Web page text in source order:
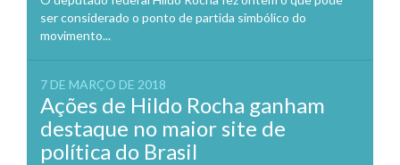
ser considerado o ponto de partida simbólico do
movimento...
7 DE MARÇO DE 2018
Ações de Hildo Rocha ganham
destaque no maior site de
política do Brasil